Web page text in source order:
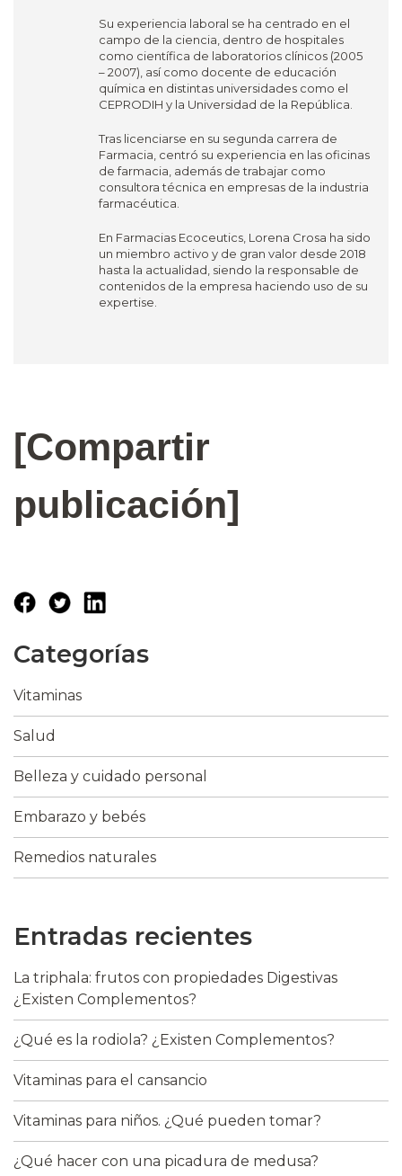
Su experiencia laboral se ha centrado en el
campo de la ciencia, dentro de hospitales
como científica de laboratorios clínicos (2005
– 2007), así como docente de educación
química en distintas universidades como el
CEPRODIH y la Universidad de la República.
Tras licenciarse en su segunda carrera de
Farmacia, centró su experiencia en las oficinas
de farmacia, además de trabajar como
consultora técnica en empresas de la industria
farmacéutica.
En Farmacias Ecoceutics, Lorena Crosa ha sido
un miembro activo y de gran valor desde 2018
hasta la actualidad, siendo la responsable de
contenidos de la empresa haciendo uso de su
expertise.
[Compartir
publicación]
Categorías
Vitaminas
Salud
Belleza y cuidado personal
Embarazo y bebés
Remedios naturales
Entradas recientes
La triphala: frutos con propiedades Digestivas
¿Existen Complementos?
¿Qué es la rodiola? ¿Existen Complementos?
Vitaminas para el cansancio
Vitaminas para niños. ¿Qué pueden tomar?
¿Qué hacer con una picadura de medusa?